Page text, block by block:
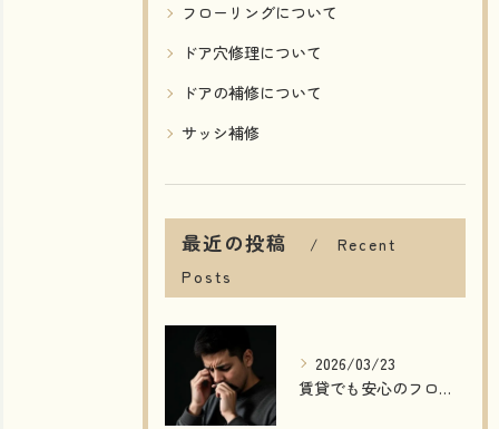
フローリングについて
ドア穴修理について
ドアの補修について
サッシ補修
最近の投稿
Recent
Posts
2026/03/23
賃貸でも安心のフローリング傷補修法